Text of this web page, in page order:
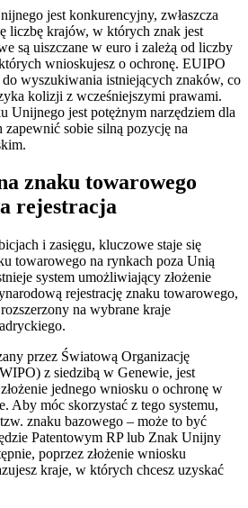
jest konkurencyjny, zwłaszcza
liczbę krajów, w których znak jest
są uiszczane w euro i zależą od liczby
wnioskujesz o ochronę. EUIPO
wyszukiwania istniejących znaków, co
kolizji z wcześniejszymi prawami.
Unijnego jest potężnym narzędziem dla
sobie silną pozycję na
znaku towarowego
rejestracja
i zasięgu, kluczowe staje się
towarowego na rynkach poza Unią
system umożliwiający złożenie
rejestrację znaku towarowego,
na wybrane kraje
przez Światową Organizację
z siedzibą w Genewie, jest
jednego wniosku o ochronę w
Aby móc skorzystać z tego systemu,
znaku bazowego – może to być
Patentowym RP lub Znak Unijny
poprzez złożenie wniosku
kraje, w których chcesz uzyskać